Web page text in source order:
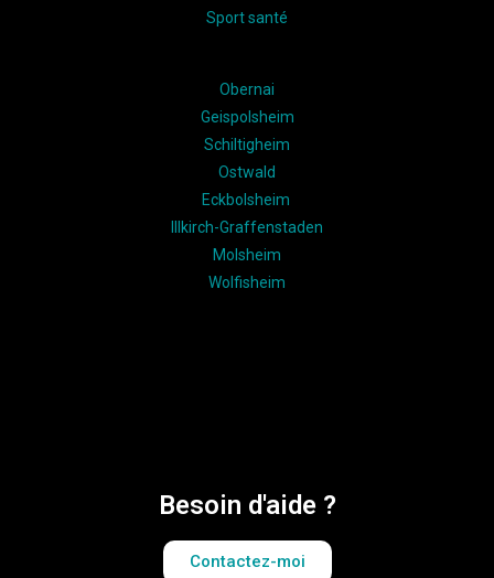
Sport santé
Obernai
Geispolsheim
Schiltigheim
Ostwald
Eckbolsheim
Illkirch-Graffenstaden
Molsheim
Wolfisheim
Besoin d'aide ?
Contactez-moi